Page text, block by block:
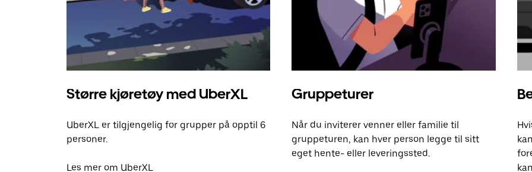
Større kjøretøy med UberXL
UberXL er tilgjengelig for grupper på opptil 6
personer.
Les mer om UberXL
Gruppeturer
Når du inviterer venner eller familie til
gruppeturen, kan hver person legge til sitt
eget hente- eller leveringssted.